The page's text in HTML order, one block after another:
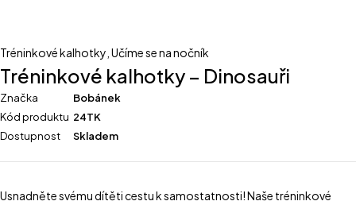
Tréninkové kalhotky Učíme se na nočník
Tréninkové kalhotky – Dinosauři
Značka
Bobánek
Kód produktu 24TK
Dostupnost
Skladem
Usnadněte svému dítěti cestu k samostatnosti! Naše tréninkové